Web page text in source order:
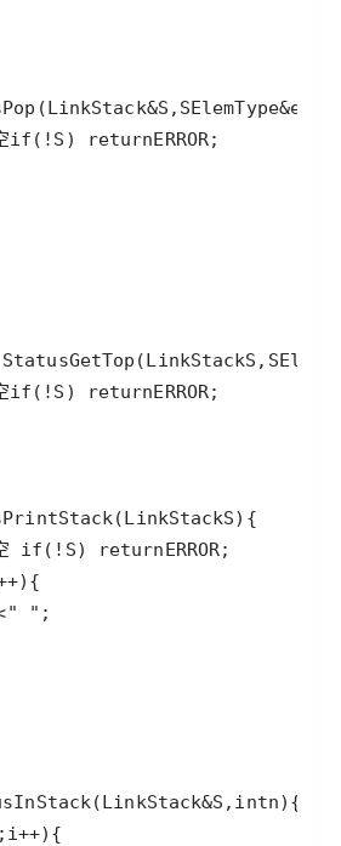
Pop (LinkStack&S , SElemType&e
if ( ! S ) returnERROR
StatusGetTop (LinkStackS ,
if ( ! S ) returnERROR
PrintStack(LinkStackS
if ( ! S) returnERROR
" "
InStack(LinkStack&S , intn
; i++